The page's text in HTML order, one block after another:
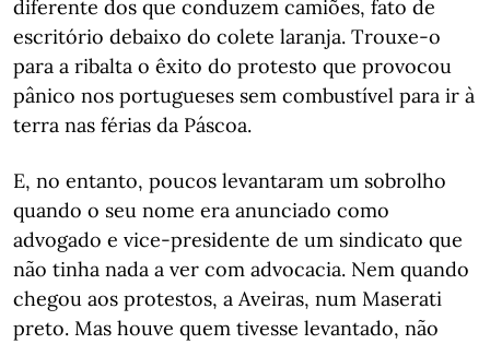
diferente dos que conduzem camiões, fato de
escritório debaixo do colete laranja. Trouxe-o
para a ribalta o êxito do protesto que provocou
pânico nos portugueses sem combustível para ir à
terra nas férias da Páscoa.
E, no entanto, poucos levantaram um sobrolho
quando o seu nome era anunciado como
advogado e vice-presidente de um sindicato que
não tinha nada a ver com advocacia. Nem quando
chegou aos protestos, a Aveiras, num Maserati
preto. Mas houve quem tivesse levantado, não